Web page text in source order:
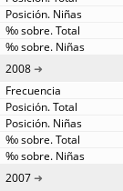
2008
2007